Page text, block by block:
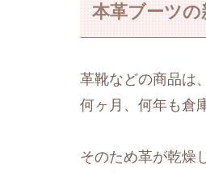
本革ブーツ
革靴などの商品は
何ヶ月、何年も倉
そのため革が乾燥